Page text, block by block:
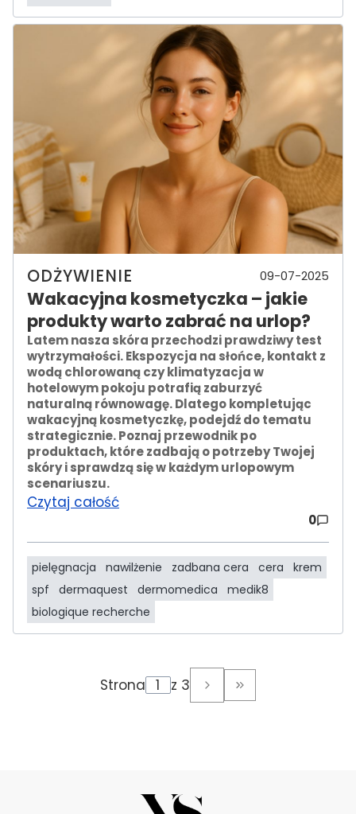
ODŻYWIENIE 09-07-2025
Wakacyjna kosmetyczka – jakie
produkty warto zabrać na urlop?
Latem nasza skóra przechodzi prawdziwy test
wytrzymałości. Ekspozycja na słońce, kontakt z
wodą chlorowaną czy klimatyzacja w
hotelowym pokoju potrafią zaburzyć
naturalną równowagę. Dlatego kompletując
wakacyjną kosmetyczkę, podejdź do tematu
strategicznie. Poznaj przewodnik po
produktach, które zadbają o potrzeby Twojej
skóry i sprawdzą się w każdym urlopowym
scenariuszu.
Czytaj całość
0
pielęgnacja nawilżenie zadbana cera cera
krem
spf
dermaquest dermomedica
medik8
biologique recherche
Strona z 3 Przejdź do